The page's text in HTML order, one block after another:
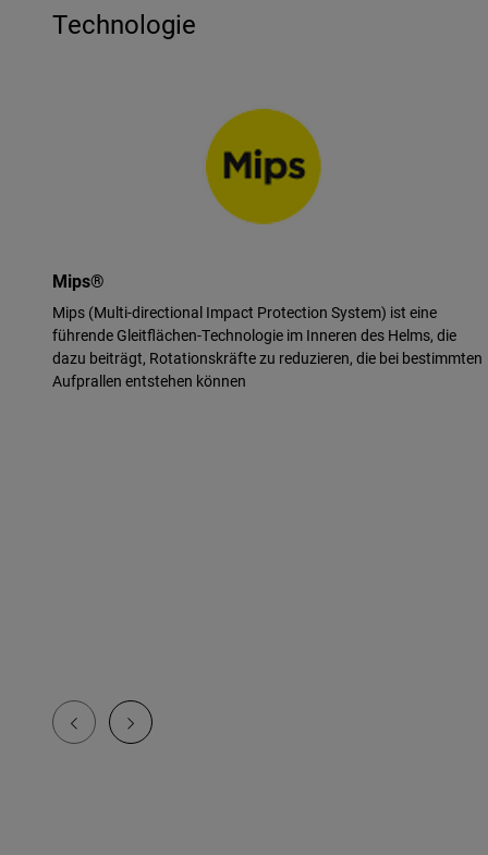
Technologie
Mips®
Mips (Multi-directional Impact Protection System) ist eine
führende Gleitflächen-Technologie im Inneren des Helms, die
dazu beiträgt, Rotationskräfte zu reduzieren, die bei bestimmten
Aufprallen entstehen können